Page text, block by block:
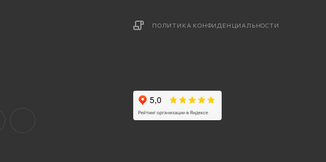
ПОЛИТИКА КОНФИДЕНЦИАЛЬНОСТИ